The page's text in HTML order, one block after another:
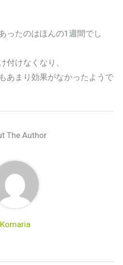
ったのはほんの1週間でし
付けなくなり、
あまり効果がなかったようで
The Author
Komaria